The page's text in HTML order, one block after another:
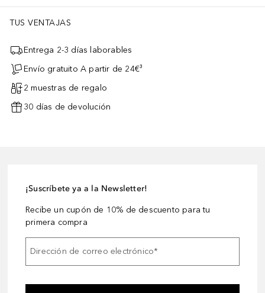
TUS VENTAJAS
Entrega 2-3 días laborables
Envío gratuito A partir de 24€³
2 muestras de regalo
30 días de devolución
¡Suscríbete ya a la Newsletter!
Recibe un cupón de 10% de descuento para tu
primera compra
Dirección de correo electrónico*